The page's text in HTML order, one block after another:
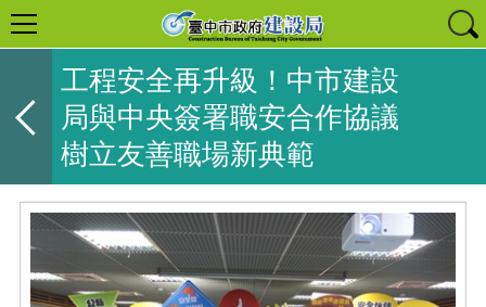
工程安全再升級！中市建設
局與中央簽署職安合作協議
樹立友善職場新典範